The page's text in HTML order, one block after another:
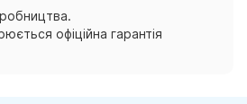
офіційна гарантія